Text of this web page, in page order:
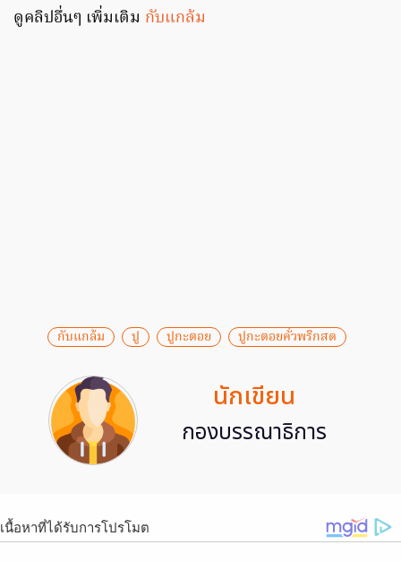
ดูคลิปอื่นๆ เพิ่มเติม กับแกล้ม
กับแกล้ม ปู ปูกะตอย ปูกะตอยคั่วพริกสด
นักเขียน
กองบรรณาธิการ
เนื้อหาที่ได้รับการโปรโมต